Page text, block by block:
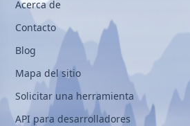
Acerca de
Contacto
Blog
Mapa del sitio
Solicitar una herramienta
API para desarrolladores